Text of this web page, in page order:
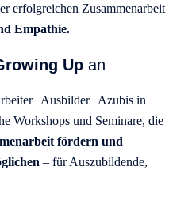
erfolgreichen Zusammenarbeit
Empathie.
Up an
| Ausbilder | Azubis in
Workshops und Seminare, die
fördern und
– für Auszubildende,